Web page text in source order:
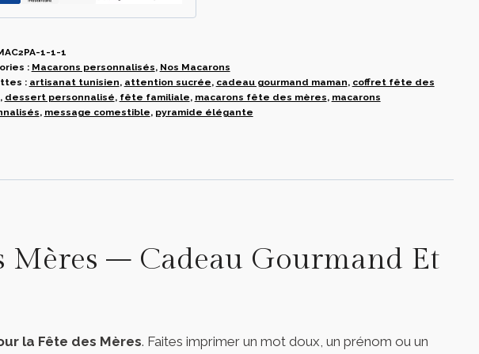
1-1-1
: Macarons personnalisés, Nos Macarons
: artisanat tunisien, attention sucrée, cadeau gourmand maman, coffret fête des
, dessert personnalisé, fête familiale, macarons fête des mères, macarons
, message comestible, pyramide élégante
Mères – Cadeau Gourmand Et
la Fête des Mères. Faites imprimer un mot doux, un prénom ou un